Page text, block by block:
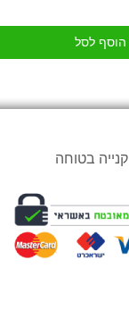
הוסף לסל
קנייה בטוחה